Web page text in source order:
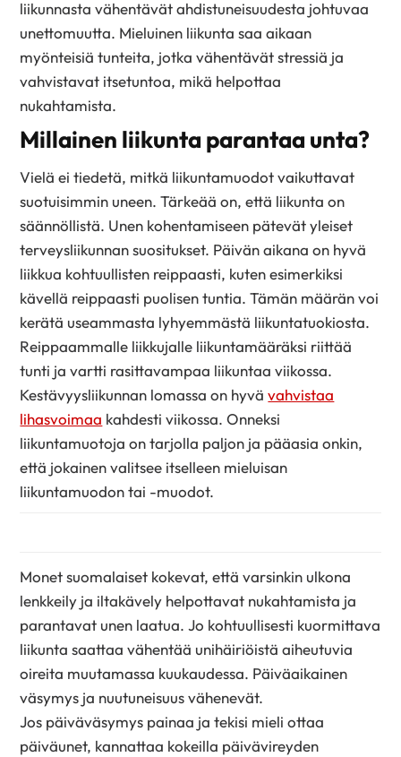
liikunnasta vähentävät ahdistuneisuudesta johtuvaa
unettomuutta. Mieluinen liikunta saa aikaan
myönteisiä tunteita, jotka vähentävät stressiä ja
vahvistavat itsetuntoa, mikä helpottaa
nukahtamista.
Millainen liikunta parantaa unta?
Vielä ei tiedetä, mitkä liikuntamuodot vaikuttavat
suotuisimmin uneen. Tärkeää on, että liikunta on
säännöllistä. Unen kohentamiseen pätevät yleiset
terveysliikunnan suositukset. Päivän aikana on hyvä
liikkua kohtuullisten reippaasti, kuten esimerkiksi
kävellä reippaasti puolisen tuntia. Tämän määrän voi
kerätä useammasta lyhyemmästä liikuntatuokiosta.
Reippaammalle liikkujalle liikuntamääräksi riittää
tunti ja vartti rasittavampaa liikuntaa viikossa.
Kestävyysliikunnan lomassa on hyvävahvistaa
lihasvoimaa kahdesti viikossa. Onneksi
liikuntamuotoja on tarjolla paljon ja pääasia onkin,
että jokainen valitsee itselleen mieluisan
liikuntamuodon tai -muodot.
Monet suomalaiset kokevat, että varsinkin ulkona
lenkkeily ja iltakävely helpottavat nukahtamista ja
parantavat unen laatua. Jo kohtuullisesti kuormittava
liikunta saattaa vähentää unihäiriöistä aiheutuvia
oireita muutamassa kuukaudessa. Päiväaikainen
väsymys ja nuutuneisuus vähenevät.
Jos päiväväsymys painaa ja tekisi mieli ottaa
päiväunet, kannattaa kokeilla päivävireyden